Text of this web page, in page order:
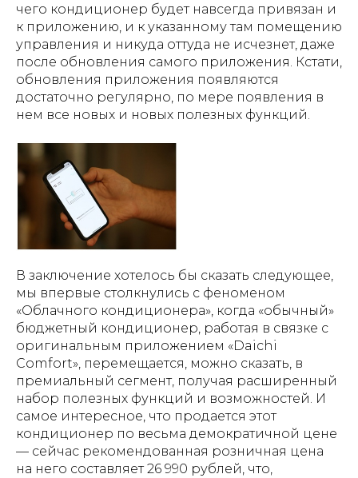
чего кондиционер будет навсегда привязан и
к приложению, и к указанному там помещению
управления и никуда оттуда не исчезнет, даже
после обновления самого приложения. Кстати,
обновления приложения появляются
достаточно регулярно, по мере появления в
нем все новых и новых полезных функций.
В заключение хотелось бы сказать следующее,
мы впервые столкнулись с феноменом
«Облачного кондиционера», когда «обычный»
бюджетный кондиционер, работая в связке с
оригинальным приложением «Daichi
Comfort», перемещается, можно сказать, в
премиальный сегмент, получая расширенный
набор полезных функций и возможностей. И
самое интересное, что продается этот
кондиционер по весьма демократичной цене
— сейчас рекомендованная розничная цена
на него составляет 26 990 рублей, что,